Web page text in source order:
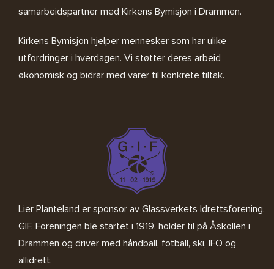
samarbeidspartner med Kirkens Bymisjon i Drammen.
Kirkens Bymisjon hjelper mennesker som har ulike
utfordringer i hverdagen. Vi støtter deres arbeid
økonomisk og bidrar med varer til konkrete tiltak.
Lier Planteland er sponsor av Glassverkets Idrettsforening,
GIF. Foreningen ble startet i 1919, holder til på Åskollen i
Drammen og driver med håndball, fotball, ski, IFO og
allidrett.